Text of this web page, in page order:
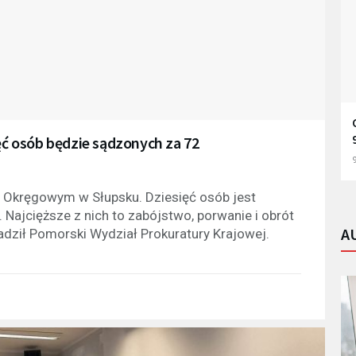
osób będzie sądzonych za 72
w Słupsku. Dziesięć osób jest
Najcięższe z nich to zabójstwo, porwanie i obrót
Pomorski Wydział Prokuratury Krajowej.